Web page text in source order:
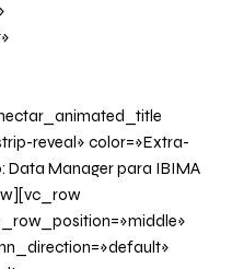
reveal» color=»Extra-
Data Manager para IBIMA